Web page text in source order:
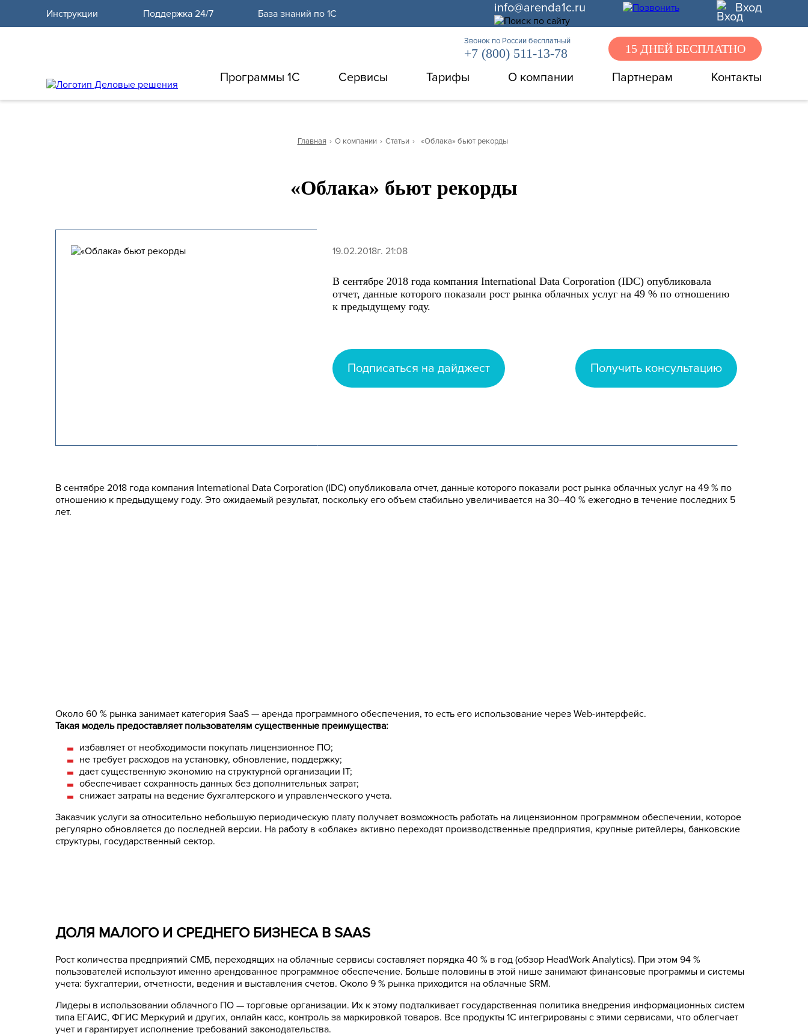
Инструкции Поддержка 24/7 База знаний по 1С info@arenda1c.ru Вход
Звонок по России бесплатный
+7 (800) 511-13-78 15 ДНЕЙ БЕСПЛАТНО
Программы 1С Сервисы Тарифы О компании Партнерам Контакты
Главная › О компании › Статьи › «Облака» бьют рекорды
«Облака» бьют рекорды
19.02.2018г. 21:08
В сентябре 2018 года компания International Data Corporation (IDC) опубликовала
отчет, данные которого показали рост рынка облачных услуг на 49 % по отношению
к предыдущему году.
Подписаться на дайджест Получить консультацию
В сентябре 2018 года компания International Data Corporation (IDC) опубликовала отчет, данные которого показали рост рынка облачных услуг на 49 % по
отношению к предыдущему году. Это ожидаемый результат, поскольку его объем стабильно увеличивается на 30–40 % ежегодно в течение последних 5
лет.
Около 60 % рынка занимает категория SaaS — аренда программного обеспечения, то есть его использование через Web-интерфейс.
Такая модель предоставляет пользователям существенные преимущества:
избавляет от необходимости покупать лицензионное ПО;
не требует расходов на установку, обновление, поддержку;
дает существенную экономию на структурной организации IT;
обеспечивает сохранность данных без дополнительных затрат;
снижает затраты на ведение бухгалтерского и управленческого учета.
Заказчик услуги за относительно небольшую периодическую плату получает возможность работать на лицензионном программном обеспечении, которое
регулярно обновляется до последней версии. На работу в «облаке» активно переходят производственные предприятия, крупные ритейлеры, банковские
структуры, государственный сектор.
ДОЛЯ МАЛОГО И СРЕДНЕГО БИЗНЕСА В SAAS
Рост количества предприятий СМБ, переходящих на облачные сервисы составляет порядка 40 % в год (обзор HeadWork Analytics). При этом 94 %
пользователей используют именно арендованное программное обеспечение. Больше половины в этой нише занимают финансовые программы и системы
учета: бухгалтерии, отчетности, ведения и выставления счетов. Около 9 % рынка приходится на облачные SRM.
Лидеры в использовании облачного ПО — торговые организации. Их к этому подталкивает государственная политика внедрения информационных систем
типа ЕГАИС, ФГИС Меркурий и других, онлайн касс, контроль за маркировкой товаров. Все продукты 1С интегрированы с этими сервисами, что облегчает
учет и гарантирует исполнение требований законодательства.